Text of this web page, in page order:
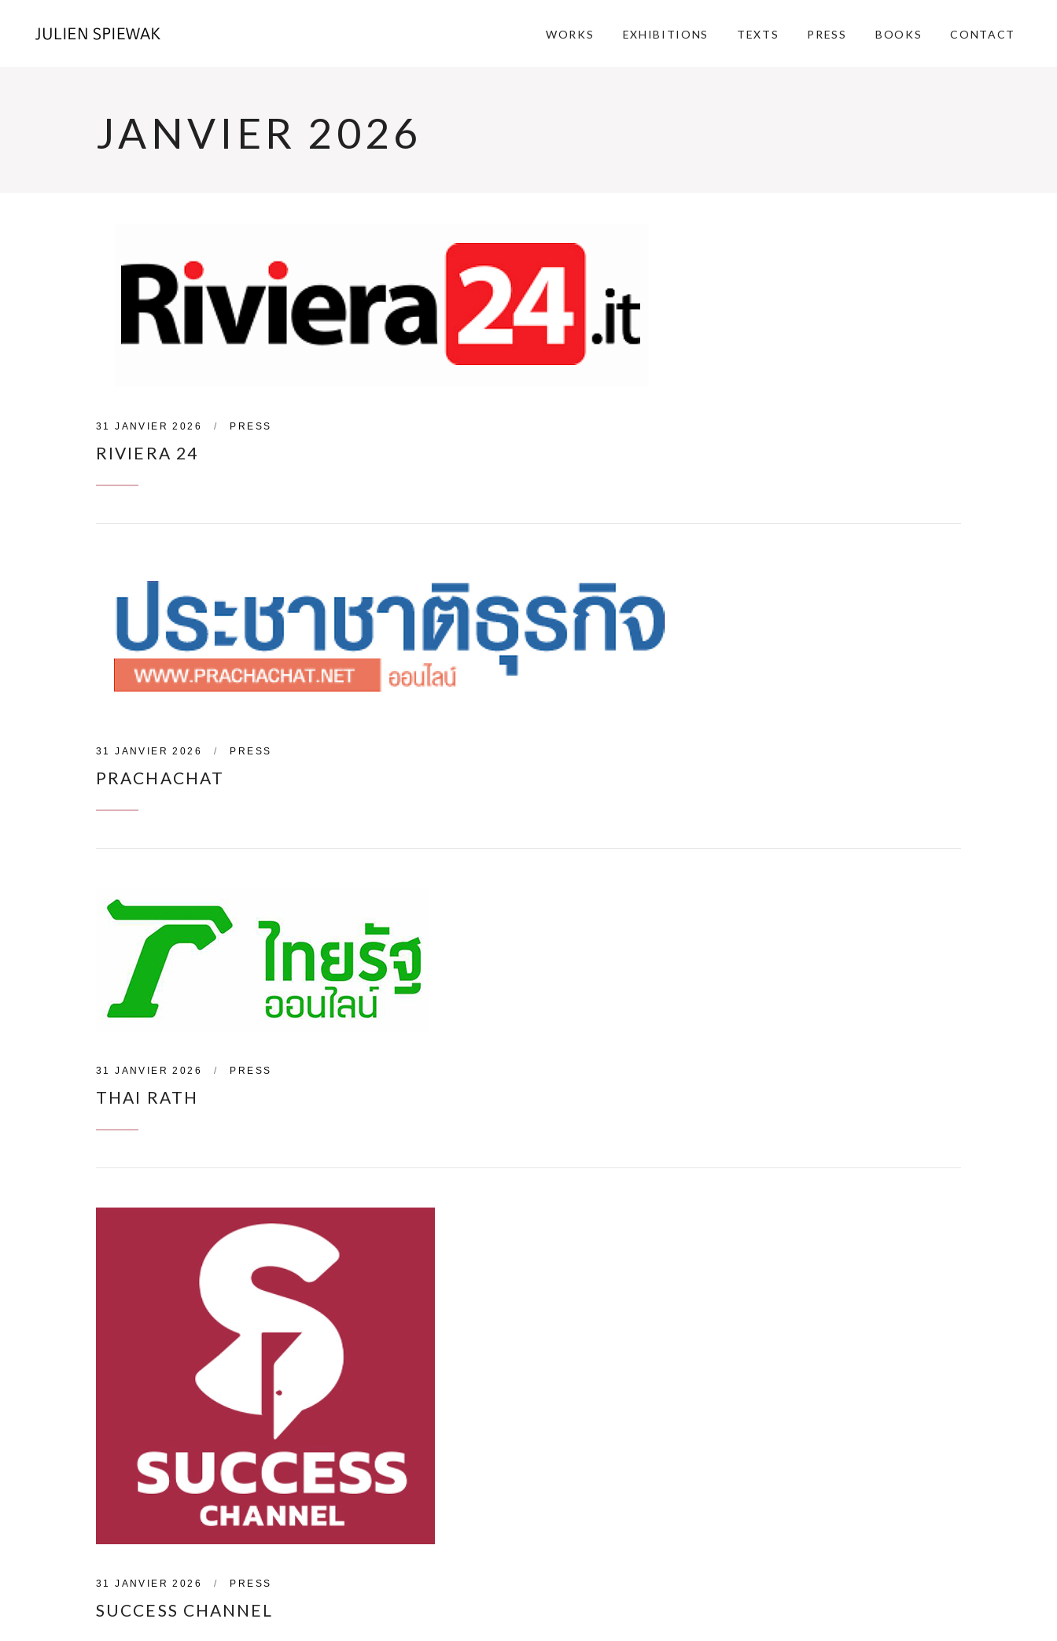
WORKS EXHIBITIONS TEXTS PRESS BOOKS CONTACT
JANVIER 2026
31 JANVIER 2026 PRESS
RIVIERA 24
31 JANVIER 2026 PRESS
PRACHACHAT
31 JANVIER 2026 PRESS
THAI RATH
31 JANVIER 2026 PRESS
SUCCESS CHANNEL